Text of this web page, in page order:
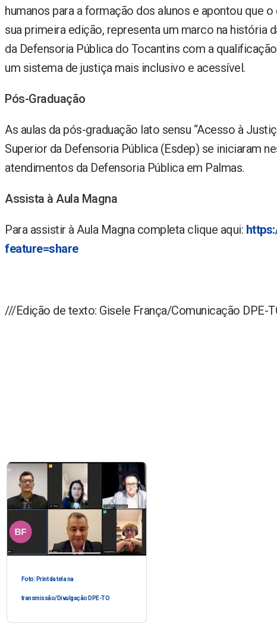
humanos para a formação dos alunos e apontou que
sua primeira edição, representa um marco na história
da Defensoria Pública do Tocantins com a
um sistema de justiça mais inclusivo e acessível.
Pós-Graduação
As aulas da pós-graduação lato sensu “Acesso à
Superior da Defensoria Pública (Esdep) se iniciaram
atendimentos da Defensoria Pública em Palmas.
Assista à Aula Magna
Para assistir à Aula Magna completa clique aqui:
feature=share
///Edição de texto: Gisele França/Comunicação DPE-
Foto: Print da tela na
transmissão/Divulgação DPE-TO